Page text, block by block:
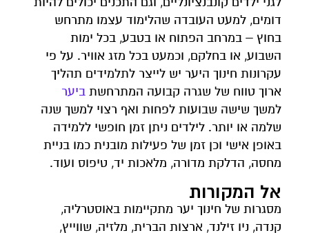
דומים, למעט העובדה שהלימוד עצמו מתרחש
בחוץ – במרחב הפתוח או בטבע, בכל ימות
השבוע, או בחלקם, וכמעט בכל מזג אוויר. על פי
עקרונות חינוך היער יש לייצר לתלמידים תהליך
ארוך טווח של שגרה קבועה המתרחשת ביער
למשך שישה שבועות לפחות ואף רצוי למשך שנה
שלמה או יותר. לילדים ניתן זמן חופשי ללמידה
באופן אישי וכן זמן של פעילות מובנית כמו בניית
מחסה, הדלקת מדורה, מלאכות יד, טיפוס ועוד.
אל המקורות
מסגרות של חינוך יער מתקיימות באוסטרליה,
קנדה, ניו זילנד, ארצות הברית, מלזיה, שווייץ,